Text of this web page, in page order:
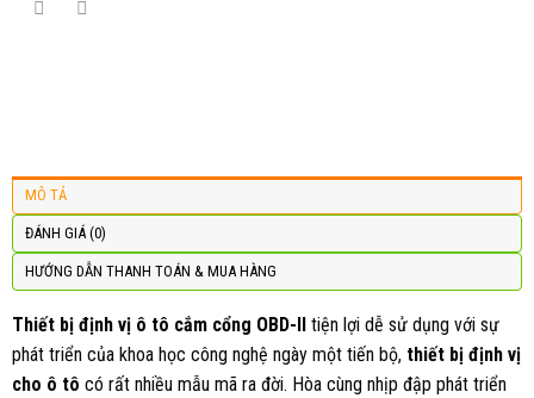
MÔ TẢ
ĐÁNH GIÁ (0)
HƯỚNG DẪN THANH TOÁN & MUA HÀNG
Thiết bị định vị ô tô cắm cổng OBD-II tiện lợi dễ sử dụng với sự
phát triển của khoa học công nghệ ngày một tiến bộ, thiết bị định vị
cho ô tô có rất nhiều mẫu mã ra đời. Hòa cùng nhịp đập phát triển